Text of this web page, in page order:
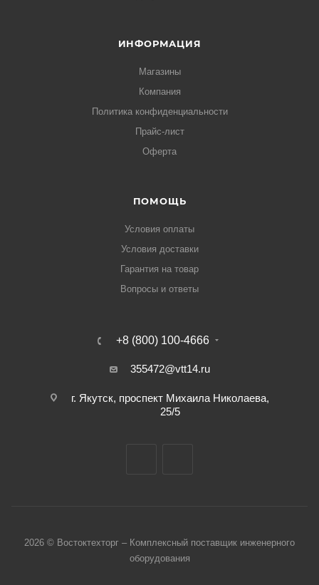
ИНФОРМАЦИЯ
Магазины
Компания
Политика конфиденциальности
Прайс-лист
Оферта
ПОМОЩЬ
Условия оплаты
Условия доставки
Гарантия на товар
Вопросы и ответы
+8 (800) 100-4666
355472@vtt14.ru
г. Якутск, проспект Михаила Николаева,
25/5
2026 © Востоктехторг – Комплексный поставщик инженерного
оборудования